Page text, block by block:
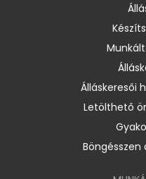
Álláskeresői
Letölthető
Böngésszen